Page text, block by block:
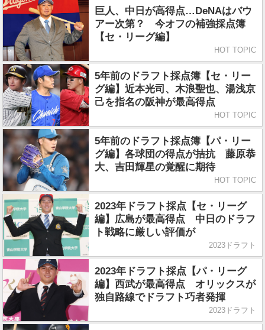
巨人、中日が高得点…DeNAはバウ
アー次第？ 今オフの補強採点簿
【セ・リーグ編】
HOT TOPIC
5年前のドラフト採点簿【セ・リー
グ編】近本光司、木浪聖也、湯浅京
己を指名の阪神が最高得点
HOT TOPIC
5年前のドラフト採点簿【パ・リー
グ編】各球団の得点が拮抗 藤原恭
大、吉田輝星の覚醒に期待
HOT TOPIC
2023年ドラフト採点【セ・リーグ
編】広島が最高得点 中日のドラフ
ト戦略に厳しい評価が
2023ドラフト
2023年ドラフト採点【パ・リーグ
編】西武が最高得点 オリックスが
独自路線でドラフト巧者発揮
2023ドラフト